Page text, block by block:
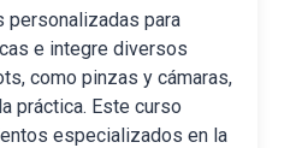
personalizadas para
e integre diversos
como pinzas y cámaras,
práctica. Este curso
especializados en la